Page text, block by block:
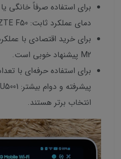
برای استفاده صرفاً خانگی
دمای عملکرد ثابت: ZTE F50 مطلوب‌تر است.
M2 پیشنهاد خوبی‌ است.
برای استفاده حرفه‌ای با
انتخاب برتر هستند.